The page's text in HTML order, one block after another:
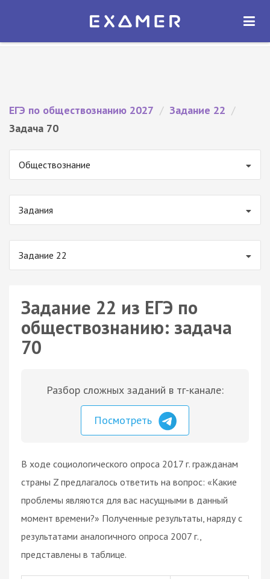
Экзамер — ЕГЭ 2027
ОТКРЫТЬ
ЕГЭ по обществознанию 2027 / Задание 22 /
Задача 70
Обществознание
Задания
Задание 22
Задание 22 из ЕГЭ по
обществознанию: задача
70
Разбор сложных заданий в тг-канале:
Посмотреть
В ходе социологического опроса 2017 г. гражданам
страны Z предлагалось ответить на вопрос: «Какие
проблемы являются для вас насущными в данный
момент времени?» Полученные результаты, наряду с
результатами аналогичного опроса 2007 г.,
представлены в таблице.